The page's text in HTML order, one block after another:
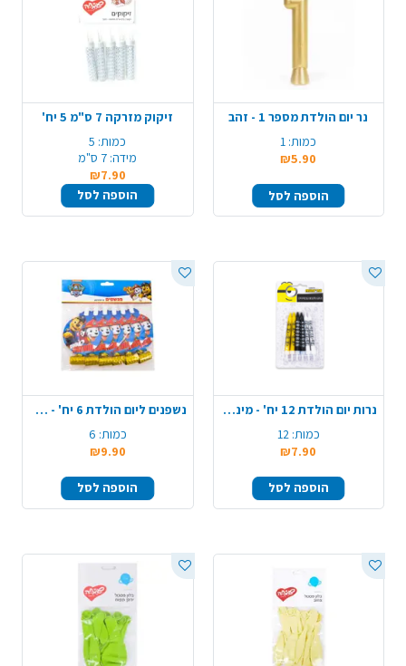
נר יום הולדת מספר 1 - זהב
כמות: 1
₪5.90
הוספה לסל
זיקוק מזרקה 7 ס"מ 5 יח'
כמות: 5
מידה: 7 ס"מ
₪7.90
הוספה לסל
נרות יום הולדת 12 יח' - מיניונים
כמות: 12
₪7.90
הוספה לסל
נשפנים ליום הולדת 6 יח' - מפרץ ההרפתקאות
כמות: 6
₪9.90
הוספה לסל